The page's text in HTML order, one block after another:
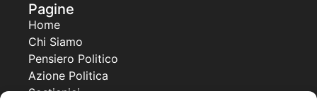
Pagine
Home
Chi Siamo
Pensiero Politico
Azione Politica
Sostienici